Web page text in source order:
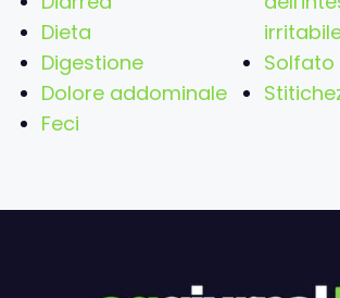
Dieta
Digestione
Dolore addominale
Feci
Solfato